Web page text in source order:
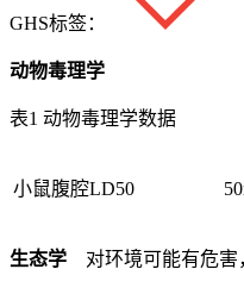
GHS标签：
动物毒理学
表1 动物毒理学数据
小鼠腹腔LD50
生态学 对环境可能有危害